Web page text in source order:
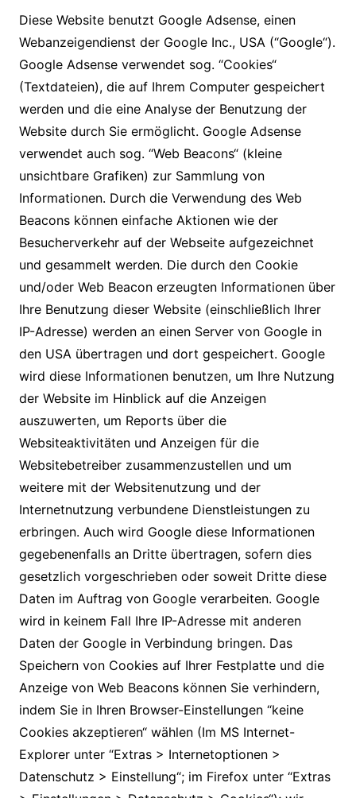
Diese Website benutzt Google Adsense, einen
Webanzeigendienst der Google Inc., USA (“Google“).
Google Adsense verwendet sog. “Cookies“
(Textdateien), die auf Ihrem Computer gespeichert
werden und die eine Analyse der Benutzung der
Website durch Sie ermöglicht. Google Adsense
verwendet auch sog. “Web Beacons“ (kleine
unsichtbare Grafiken) zur Sammlung von
Informationen. Durch die Verwendung des Web
Beacons können einfache Aktionen wie der
Besucherverkehr auf der Webseite aufgezeichnet
und gesammelt werden. Die durch den Cookie
und/oder Web Beacon erzeugten Informationen über
Ihre Benutzung dieser Website (einschließlich Ihrer
IP-Adresse) werden an einen Server von Google in
den USA übertragen und dort gespeichert. Google
wird diese Informationen benutzen, um Ihre Nutzung
der Website im Hinblick auf die Anzeigen
auszuwerten, um Reports über die
Websiteaktivitäten und Anzeigen für die
Websitebetreiber zusammenzustellen und um
weitere mit der Websitenutzung und der
Internetnutzung verbundene Dienstleistungen zu
erbringen. Auch wird Google diese Informationen
gegebenenfalls an Dritte übertragen, sofern dies
gesetzlich vorgeschrieben oder soweit Dritte diese
Daten im Auftrag von Google verarbeiten. Google
wird in keinem Fall Ihre IP-Adresse mit anderen
Daten der Google in Verbindung bringen. Das
Speichern von Cookies auf Ihrer Festplatte und die
Anzeige von Web Beacons können Sie verhindern,
indem Sie in Ihren Browser-Einstellungen “keine
Cookies akzeptieren“ wählen (Im MS Internet-
Explorer unter “Extras > Internetoptionen >
Datenschutz > Einstellung“; im Firefox unter “Extras